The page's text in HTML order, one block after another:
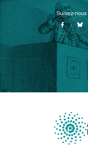
Suivez-nous